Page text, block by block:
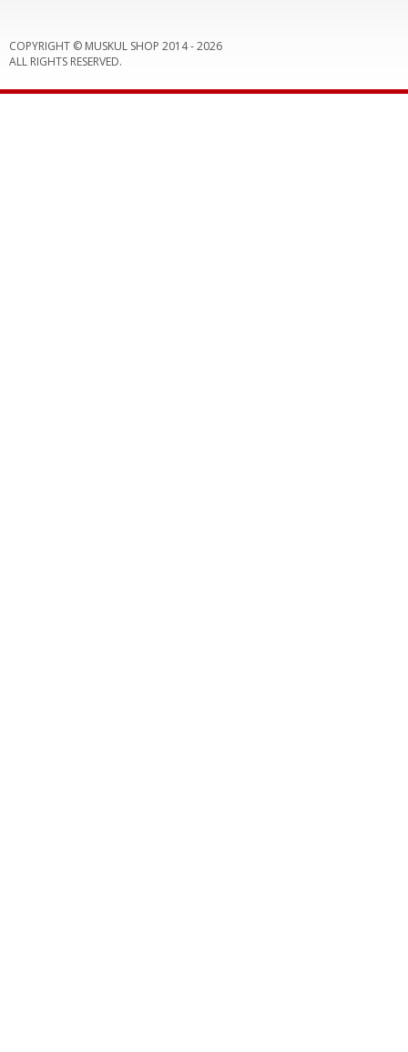
COPYRIGHT © MUSKUL SHOP 2014 -2026
ALL RIGHTS RESERVED.